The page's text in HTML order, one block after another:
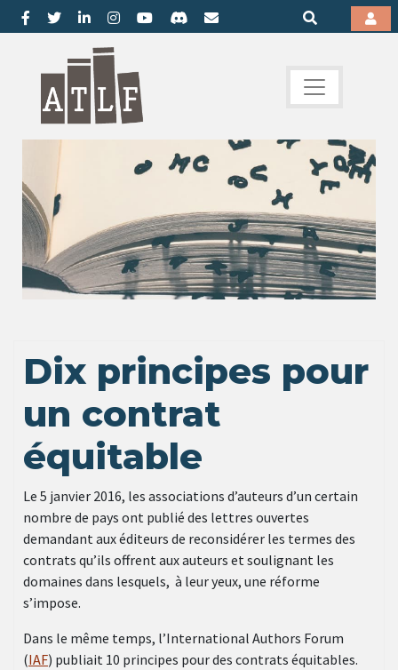
Dix principes pour
un contrat
équitable
Le 5 janvier 2016, les associations d’auteurs d’un certain
nombre de pays ont publié des lettres ouvertes
demandant aux éditeurs de reconsidérer les termes des
contrats qu’ils offrent aux auteurs et soulignant les
domaines dans lesquels, à leur yeux, une réforme
s’impose.
Dans le même temps, l’International Authors Forum
(IAF) publiait 10 principes pour des contrats équitables.